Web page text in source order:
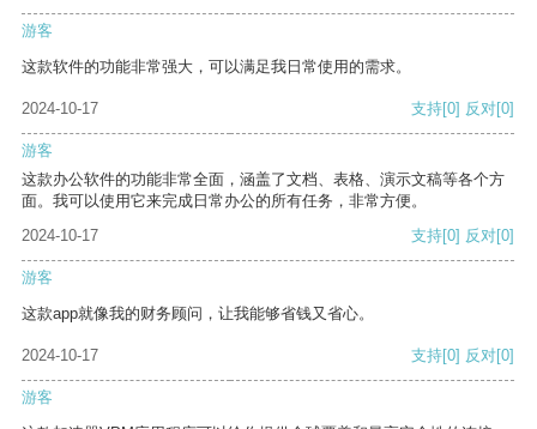
游客
这款软件的功能非常强大，可以满足我日常使用的需求。
2024-10-17 支持[0] 反对[0]
游客
这款办公软件的功能非常全面，涵盖了文档、表格、演示文稿等各个方
面。我可以使用它来完成日常办公的所有任务，非常方便。
2024-10-17
支持[0] 反对[0]
游客
这款app就像我的财务顾问，让我能够省钱又省心。
2024-10-17 支持[0] 反对[0]
游客